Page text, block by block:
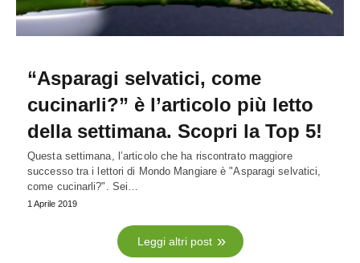
“Asparagi selvatici, come
cucinarli?” è l’articolo più letto
della settimana. Scopri la Top 5!
Questa settimana, l’articolo che ha riscontrato maggiore
successo tra i lettori di Mondo Mangiare è "Asparagi selvatici,
come cucinarli?". Sei…
1 Aprile 2019
Leggi altri post